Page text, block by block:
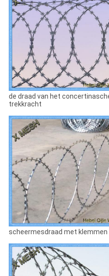
de draad van het
trekkracht
scheermesdraad met klemmen